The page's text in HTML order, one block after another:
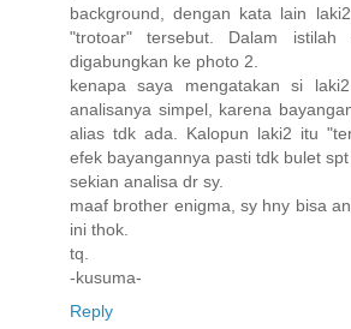
background, dengan kata lain
"trotoar" tersebut. Dalam istilah
digabungkan ke photo 2.
kenapa saya mengatakan si
analisanya simpel, karena
alias tdk ada. Kalopun laki2 itu
efek bayangannya pasti tdk bulet spt
sekian analisa dr sy.
maaf brother enigma, sy hny bisa
ini thok.
tq.
-kusuma-
Reply